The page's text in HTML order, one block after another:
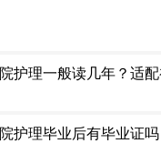
护理一般读几年？适
护理毕业后有毕业证